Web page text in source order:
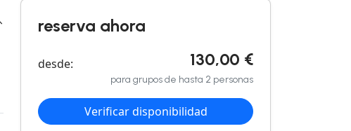
reserva ahora
desde: 130,00 €
para grupos de hasta 2 personas
Verificar disponibilidad